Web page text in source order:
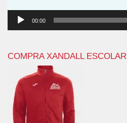
00:00
COMPRA XANDALL ESCOLAR